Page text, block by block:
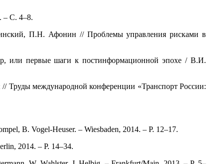
– С. 4–8.
П.Н. Афонин // Проблемы управления рисками в
или первые шаги к постинформационной эпохе / В.И.
международной конференции «Транспорт России:
B. Vogel-Heuser. – Wiesbaden, 2014. – P. 12–17.
2014. – P. 14–34.